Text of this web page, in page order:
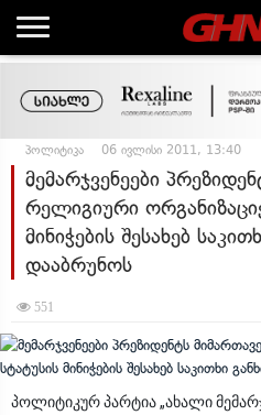
პოლიტიკა 06 ივლისი 2011, 13:40
მემარჯვენეები
რელიგიური
მინიჭების შესახებ
დააბრუნოს
551
პოლიტიკურ პარტია „ახალი